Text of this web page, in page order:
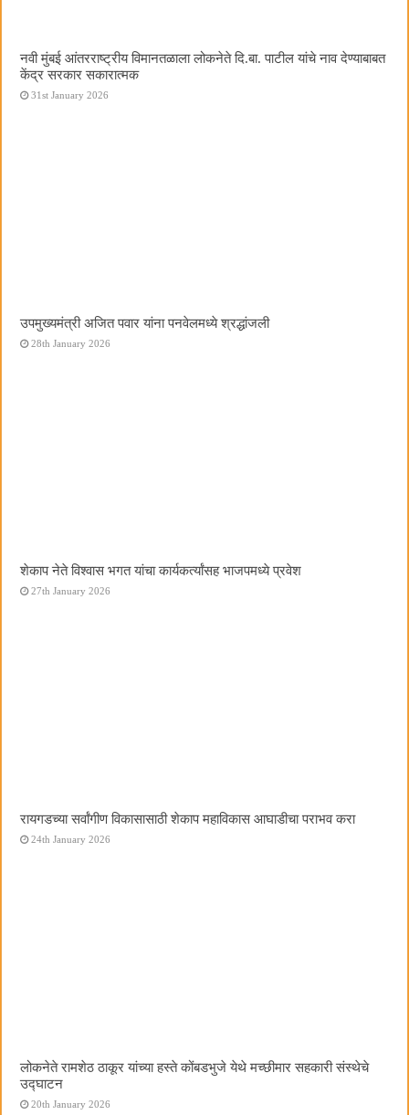
नवी मुंबई आंतरराष्ट्रीय विमानतळाला लोकनेते दि.बा. पाटील यांचे नाव देण्याबाबत
केंद्र सरकार सकारात्मक
31st January 2026
उपमुख्यमंत्री अजित पवार यांना पनवेलमध्ये श्रद्धांजली
28th January 2026
शेकाप नेते विश्वास भगत यांचा कार्यकर्त्यांसह भाजपमध्ये प्रवेश
27th January 2026
रायगडच्या सर्वांगीण विकासासाठी शेकाप महाविकास आघाडीचा पराभव करा
24th January 2026
लोकनेते रामशेठ ठाकूर यांच्या हस्ते कोंबडभुजे येथे मच्छीमार सहकारी संस्थेचे
उद्घाटन
20th January 2026